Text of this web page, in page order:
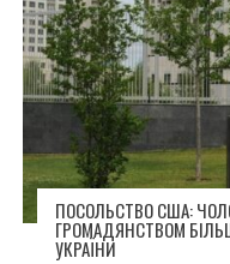
ПОСОЛЬСТВО США:
ГРОМАДЯНСТВОМ
УКРАЇНИ